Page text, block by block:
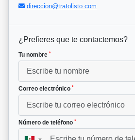
direccion@tratolisto.com
¿Prefieres que te contactemos?
Tu nombre *
Correo electrónico *
Número de teléfono *
▼